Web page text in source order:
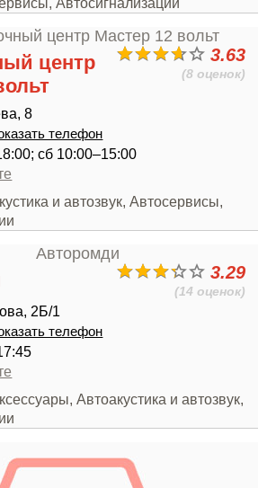
3.63
(8 оценок)
центр
8
телефон
сб 10:00–15:00
и автозвук, Автосервисы,
3.29
(14 оценок)
2Б/1
телефон
Автоакустика и автозвук,